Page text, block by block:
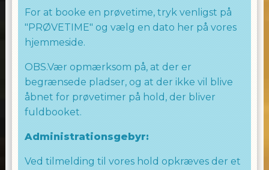
skabe magi på dansegulvet! Uanset om du
drømmer om at blive den næste
dansestjerne eller bare ønsker at have det
sjovt og udtrykke dig gennem dans, vil Hip
Hop 13-15 holdet være det perfekte sted for
dig.
Tilmeld dig i dag og lad os danse os sammen.
For at booke en prøvetime, tryk venligst på
"PRØVETIME" og vælg en dato her på vores
hjemmeside.
OBS.Vær opmærksom på, at der er
begrænsede pladser, og at der ikke vil blive
åbnet for prøvetimer på hold, der bliver
fuldbooket.
Administrationsgebyr:
Ved tilmelding til vores hold opkræves der et